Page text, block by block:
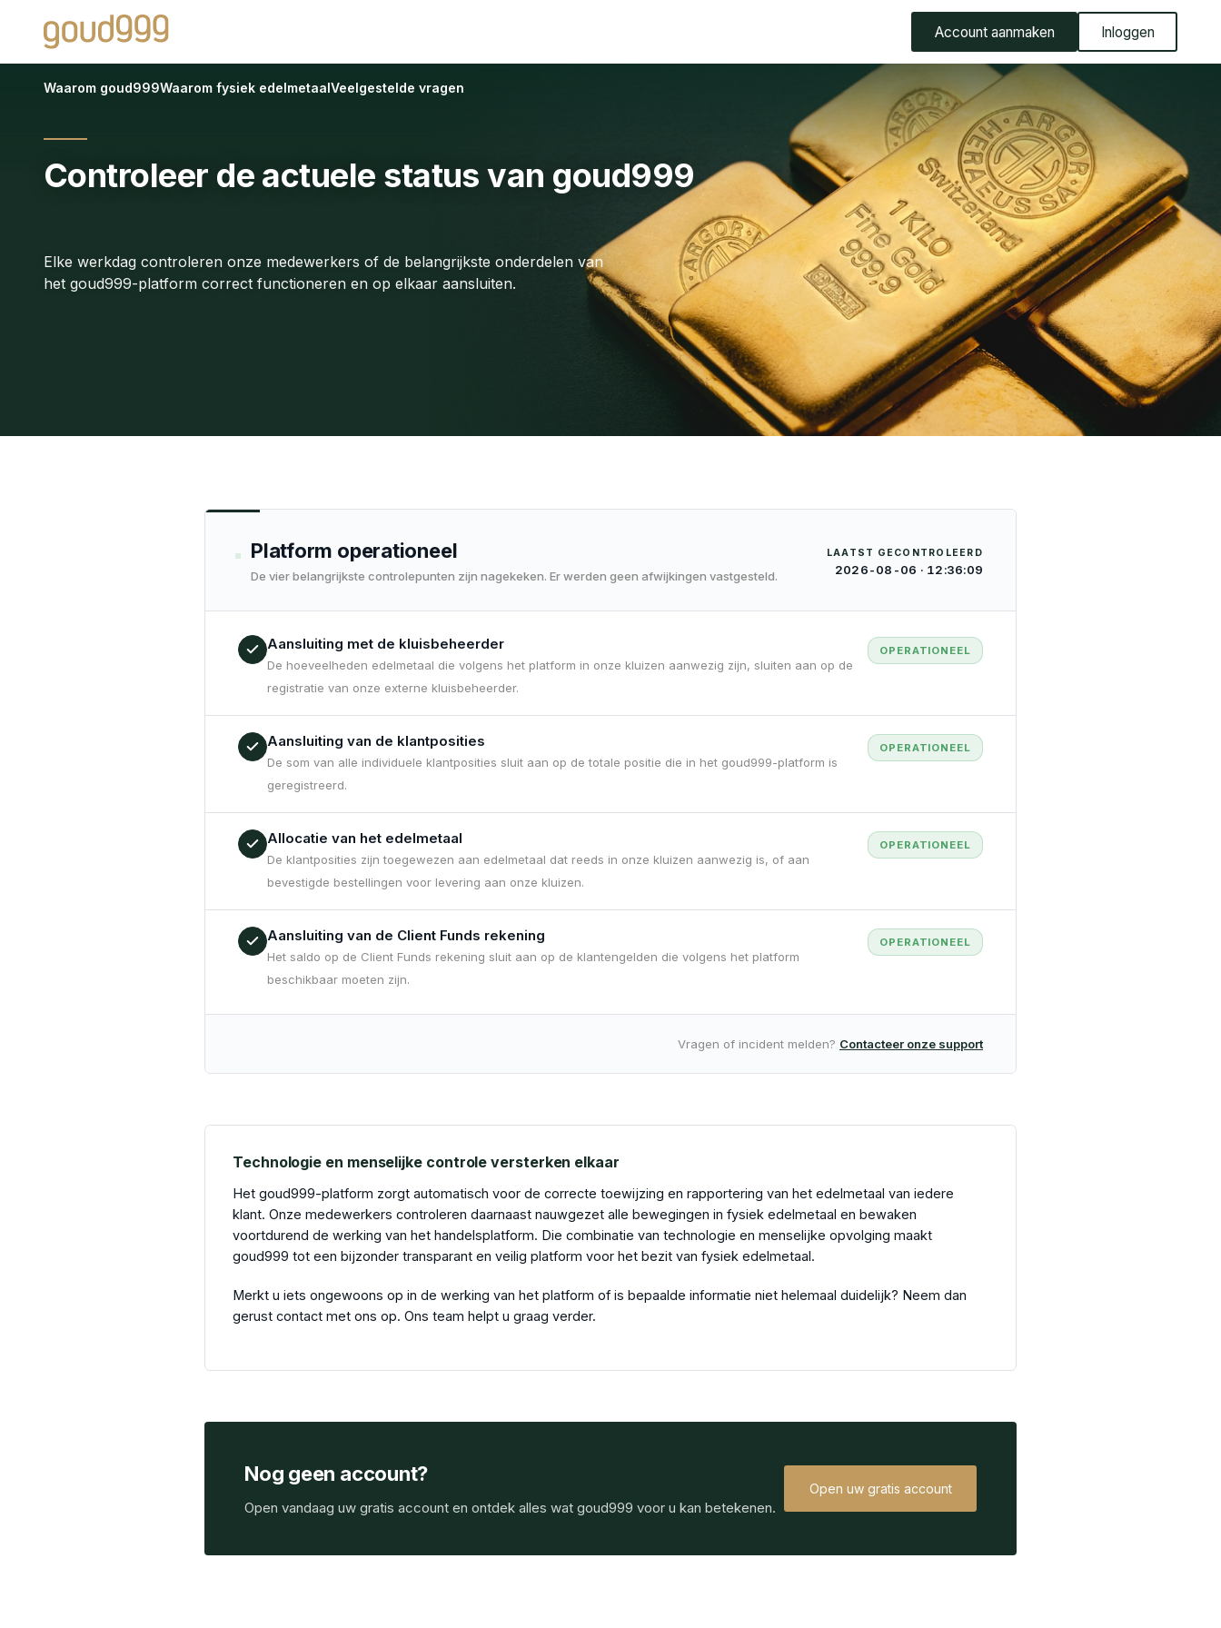
Account aanmaken Inloggen
Waarom goud999Waarom fysiek edelmetaalVeelgestelde vragen
Controleer de actuele status van goud999
Elke werkdag controleren onze medewerkers of de belangrijkste onderdelen van
het goud999-platform correct functioneren en op elkaar aansluiten.
Platform operationeel
De vier belangrijkste controlepunten zijn nagekeken. Er werden geen afwijkingen vastgesteld.
LAATST GECONTROLEERD
2026-08-06 · 12:36:09
Aansluiting met de kluisbeheerder
De hoeveelheden edelmetaal die volgens het platform in onze kluizen aanwezig zijn, sluiten aan op de
registratie van onze externe kluisbeheerder.
OPERATIONEEL
Aansluiting van de klantposities
De som van alle individuele klantposities sluit aan op de totale positie die in het goud999-platform is
geregistreerd.
OPERATIONEEL
Allocatie van het edelmetaal
De klantposities zijn toegewezen aan edelmetaal dat reeds in onze kluizen aanwezig is, of aan
bevestigde bestellingen voor levering aan onze kluizen.
OPERATIONEEL
Aansluiting van de Client Funds rekening
Het saldo op de Client Funds rekening sluit aan op de klantengelden die volgens het platform
beschikbaar moeten zijn.
OPERATIONEEL
Vragen of incident melden? Contacteer onze support
Technologie en menselijke controle versterken elkaar
Het goud999-platform zorgt automatisch voor de correcte toewijzing en rapportering van het edelmetaal van iedere
klant. Onze medewerkers controleren daarnaast nauwgezet alle bewegingen in fysiek edelmetaal en bewaken
voortdurend de werking van het handelsplatform. Die combinatie van technologie en menselijke opvolging maakt
goud999 tot een bijzonder transparant en veilig platform voor het bezit van fysiek edelmetaal.
Merkt u iets ongewoons op in de werking van het platform of is bepaalde informatie niet helemaal duidelijk? Neem dan
gerust contact met ons op. Ons team helpt u graag verder.
Nog geen account?
Open vandaag uw gratis account en ontdek alles wat goud999 voor u kan betekenen.
Open uw gratis account